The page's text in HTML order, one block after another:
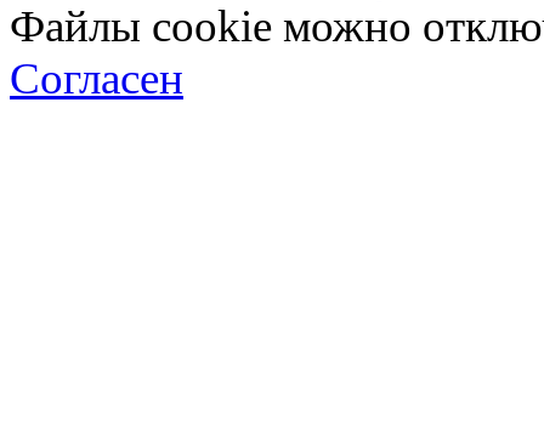
Файлы cookie можно
Согласен